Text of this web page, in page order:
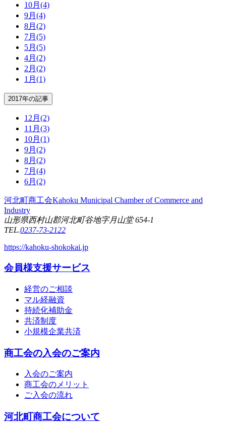
10月 (4)
9月 (4)
8月 (2)
7月 (5)
5月 (5)
4月 (2)
2月 (2)
1月 (1)
2017年の記事
12月 (2)
11月 (3)
10月 (1)
9月 (2)
8月 (2)
7月 (4)
6月 (2)
河北町商工会Kahoku Municipal Chamber of Commerce and
Industry
山形県西村山郡河北町谷地字月山堂 654-1
TEL.0237-73-2122
https://kahoku-shokokai.jp
会員様支援サービス
経営のご相談
マル経融資
持続化補助金
共済制度
小規模企業共済
商工会の入会のご案内
入会のご案内
商工会のメリット
ご入会の流れ
河北町商工会について